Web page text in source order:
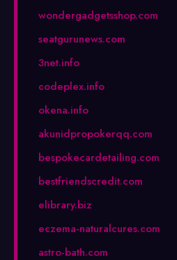
wondergadgetsshop.com
seatgurunews.com
3net.info
codeplex.info
okena.info
akunidpropokerqq.com
bespokecardetailing.com
bestfriendscredit.com
elibrary.biz
eczema-naturalcures.com
astro-bath.com